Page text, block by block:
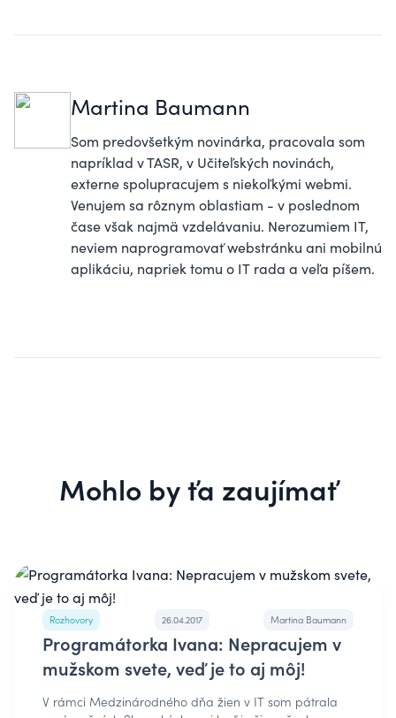
Martina Baumann
Som predovšetkým novinárka, pracovala som
napríklad v TASR, v Učiteľských novinách,
externe spolupracujem s niekoľkými webmi.
Venujem sa rôznym oblastiam - v poslednom
čase však najmä vzdelávaniu. Nerozumiem IT,
neviem naprogramovať webstránku ani mobilnú
aplikáciu, napriek tomu o IT rada a veľa píšem.
Mohlo by ťa zaujímať
Rozhovory 26.04.2017 Martina Baumann
Programátorka Ivana: Nepracujem v
mužskom svete, veď je to aj môj!
V rámci Medzinárodného dňa žien v IT som pátrala